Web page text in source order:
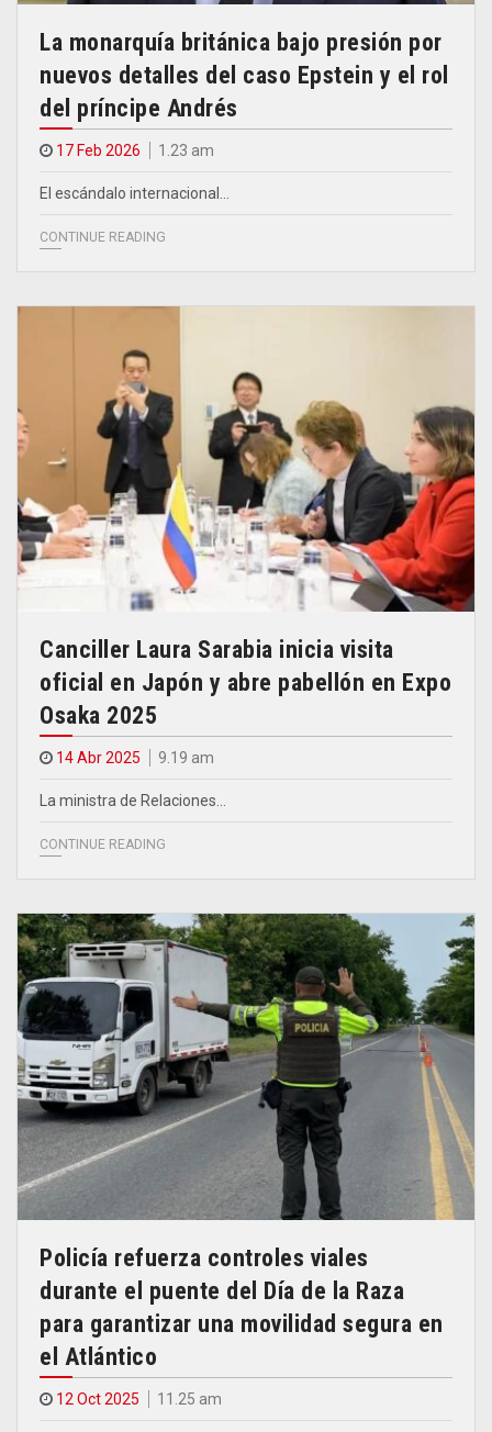
La monarquía británica bajo presión por
nuevos detalles del caso Epstein y el rol
del príncipe Andrés
17 Feb 2026 1.23 am
El escándalo internacional…
CONTINUE READING
Canciller Laura Sarabia inicia visita
oficial en Japón y abre pabellón en Expo
Osaka 2025
14 Abr 2025 9.19 am
La ministra de Relaciones…
CONTINUE READING
Policía refuerza controles viales
durante el puente del Día de la Raza
para garantizar una movilidad segura en
el Atlántico
12 Oct 2025 11.25 am